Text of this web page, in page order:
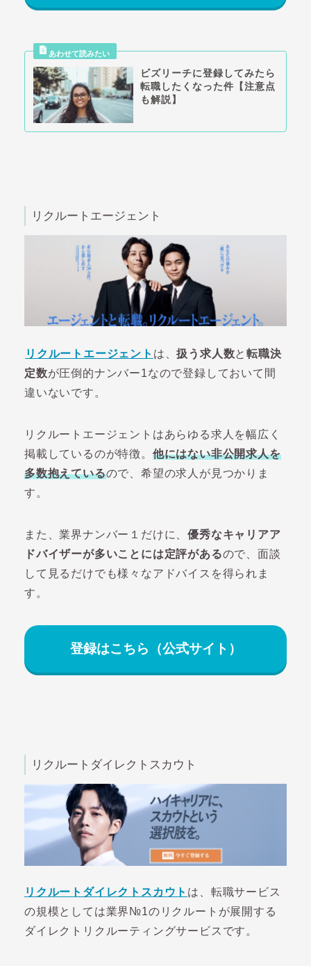
ビズリーチに登録してみたら
転職したくなった件【注意点
も解説】
リクルートエージェント
リクルートエージェント は、扱う求人数と転職決
定数が圧倒的ナンバー1なので登録しておいて間
違いないです。
リクルートエージェントはあらゆる求人を幅広く
掲載しているのが特徴。 他にはない非公開求人を
多数抱えているので、希望の求人が見つかりま
す。
また、業界ナンバー１だけに、優秀なキャリアア
ドバイザーが多いことには定評があるので、面談
して見るだけでも様々なアドバイスを得られま
す。
登録はこちら（公式サイト）
リクルートダイレクトスカウト
リクルートダイレクトスカウト は、転職サービス
の規模としては業界№1のリクルートが展開する
ダイレクトリクルーティングサービスです。